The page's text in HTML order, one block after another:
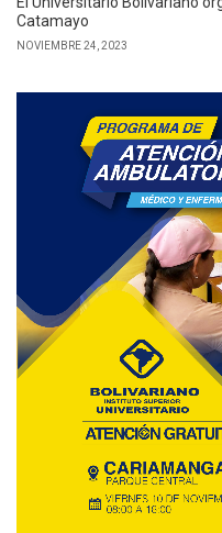
Catamayo
NOVIEMBRE 24, 2023